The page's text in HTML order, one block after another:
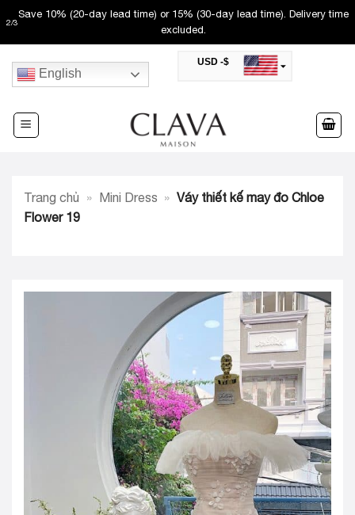
Skip
to
content
2/3
Save 10% (20-day lead time) or 15% (30-day lead time). Delivery time
excluded.
English
USD -$
AED -AED
United Arab Emirates Dirham
Australian Dollar
THB -฿
Thai Baht
QAR -QR
JOD -JD
Jordanian Dinar
KWD -KD
Kuwaiti Dinar
OMR -OMR
EUR -€
Euro
GBP -£
British Pound Sterling
Trang chủ » Mini Dress » Váy thiết kế may đo Chloe
Flower 19